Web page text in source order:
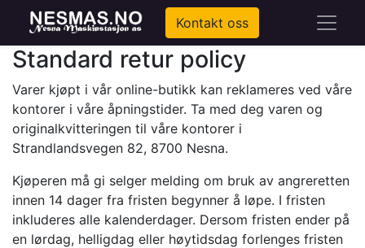
Kontakt oss
Standard retur policy
Varer kjøpt i vår online-butikk kan reklameres ved våre
kontorer i våre åpningstider. Ta med deg varen og
originalkvitteringen til våre kontorer i
Strandlandsvegen 82, 8700 Nesna.
Kjøperen må gi selger melding om bruk av angreretten
innen 14 dager fra fristen begynner å løpe. I fristen
inkluderes alle kalenderdager. Dersom fristen ender på
en lørdag, helligdag eller høytidsdag forlenges fristen